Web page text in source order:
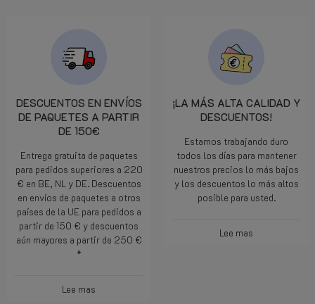
DESCUENTOS EN ENVÍOS
DE PAQUETES A PARTIR
DE 150€
Entrega gratuita de paquetes
para pedidos superiores a 220
€ en BE, NL y DE. Descuentos
en envíos de paquetes a otros
países de la UE para pedidos a
partir de 150 € y descuentos
aún mayores a partir de 250 €
*
Lee mas
¡LA MÁS ALTA CALIDAD Y
DESCUENTOS!
Estamos trabajando duro
todos los días para mantener
nuestros precios lo más bajos
y los descuentos lo más altos
posible para usted.
Lee mas